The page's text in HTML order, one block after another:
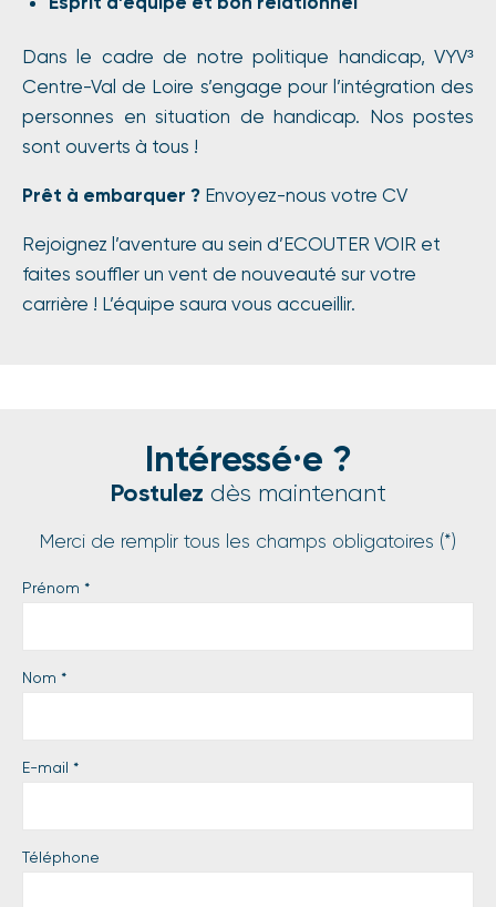
Dans le cadre de notre politique handicap, VYV³
Centre-Val de Loire s’engage pour l’intégration des
personnes en situation de handicap. Nos postes
sont ouverts à tous !
Prêt à embarquer ? Envoyez-nous votre CV
Rejoignez l’aventure au sein d’ECOUTER VOIR et
faites souffler un vent de nouveauté sur votre
carrière ! L’équipe saura vous accueillir.
Intéressé·e ?
Postulez dès maintenant
Merci de remplir tous les champs obligatoires (*)
Prénom *
Nom *
E-mail *
Téléphone